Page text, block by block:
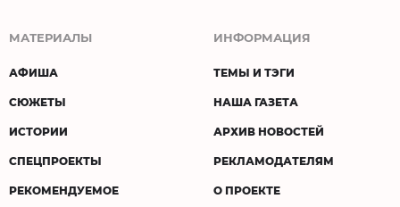
МАТЕРИАЛЫ
АФИША
СЮЖЕТЫ
ИСТОРИИ
СПЕЦПРОЕКТЫ
РЕКОМЕНДУЕМОЕ
ИНФОРМАЦИЯ
ТЕМЫ И ТЭГИ
НАША ГАЗЕТА
АРХИВ НОВОСТЕЙ
РЕКЛАМОДАТЕЛЯМ
О ПРОЕКТЕ